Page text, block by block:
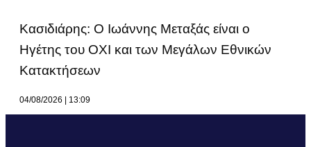
Κασιδιάρης: Ο Ιωάννης Μεταξάς είναι ο
Ηγέτης του ΟΧΙ και των Μεγάλων Εθνικών
Κατακτήσεων
04/08/2026 13:09